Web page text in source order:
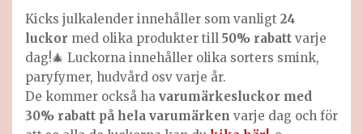
Kicks julkalender innehåller som vanligt 24
luckor med olika produkter till 50% rabatt varje
dag!🎄 Luckorna innehåller olika sorters smink,
paryfymer, hudvård osv varje år.
De kommer också ha varumärkesluckor med
30% rabatt på hela varumärken varje dag och för